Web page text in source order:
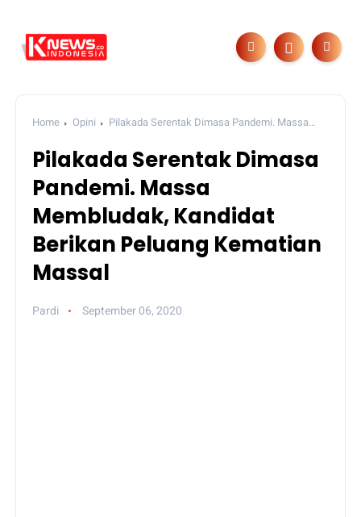
Home Opini
Pilakada Serentak Dimasa Pandemi. Massa
Pilakada Serentak Dimasa
Pandemi. Massa
Membludak, Kandidat
Berikan Peluang Kematian
Massal
Pardi September 06, 2020